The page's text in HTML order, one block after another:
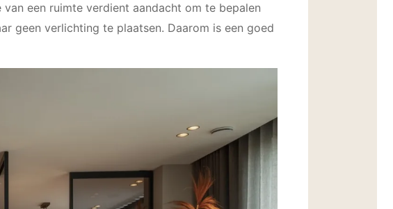
een ruimte verdient aandacht om te bepalen
geen verlichting te plaatsen. Daarom is een goed